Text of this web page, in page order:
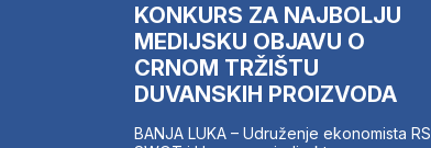
KONKURS ZA NAJBOLJU
MEDIJSKU OBJAVU O
CRNOM TRŽIŠTU
DUVANSKIH PROIZVODA
BANJA LUKA – Udruženje ekonomista RS